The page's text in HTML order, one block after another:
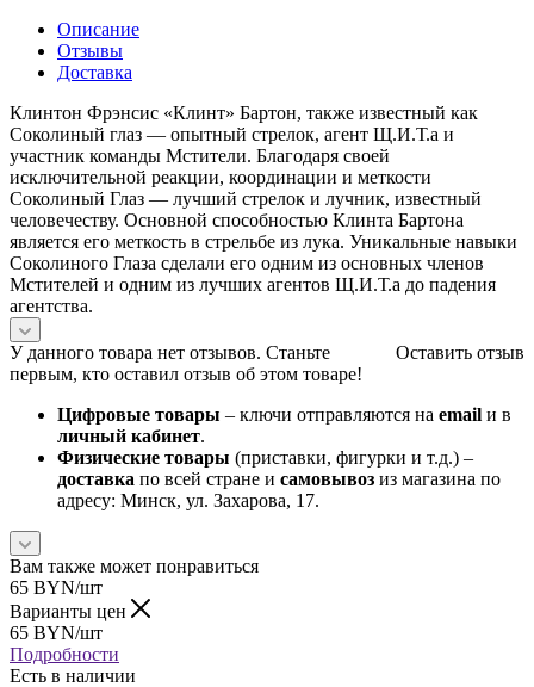
Описание
Отзывы
Доставка
Клинтон Фрэнсис «Клинт» Бартон, также известный как
Соколиный глаз — опытный стрелок, агент Щ.И.Т.а и
участник команды Мстители. Благодаря своей
исключительной реакции, координации и меткости
Соколиный Глаз — лучший стрелок и лучник, известный
человечеству. Основной способностью Клинта Бартона
является его меткость в стрельбе из лука. Уникальные навыки
Соколиного Глаза сделали его одним из основных членов
Мстителей и одним из лучших агентов Щ.И.Т.а до падения
агентства.
Оставить отзыв
У данного товара нет отзывов. Станьте
первым, кто оставил отзыв об этом товаре!
Цифровые товары – ключи отправляются на email и в
личный кабинет.
Физические товары (приставки, фигурки и т.д.) –
доставка по всей стране и самовывоз из магазина по
адресу: Минск, ул. Захарова, 17.
Вам также может понравиться
65 BYN/шт
Варианты цен
65 BYN/шт
Подробности
Есть в наличии